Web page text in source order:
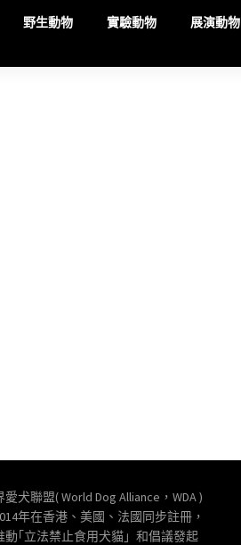
野生動物 實驗動物 展演動物
愛犬聯盟( World Dog Alliance，WDA )
年在香港、美國、法國同步註冊，
動｢立法禁止食用犬貓」和倡議發起